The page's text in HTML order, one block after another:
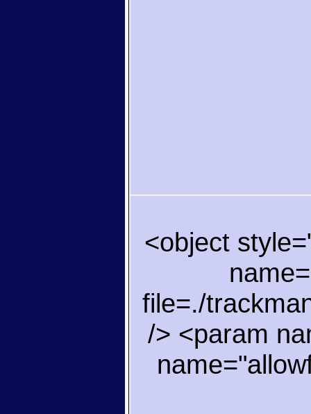
<object
file=./
/> <param